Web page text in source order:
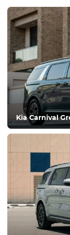
Utrustning
Bekväm
Klimatkontroll
Villkor
Kia Carnival